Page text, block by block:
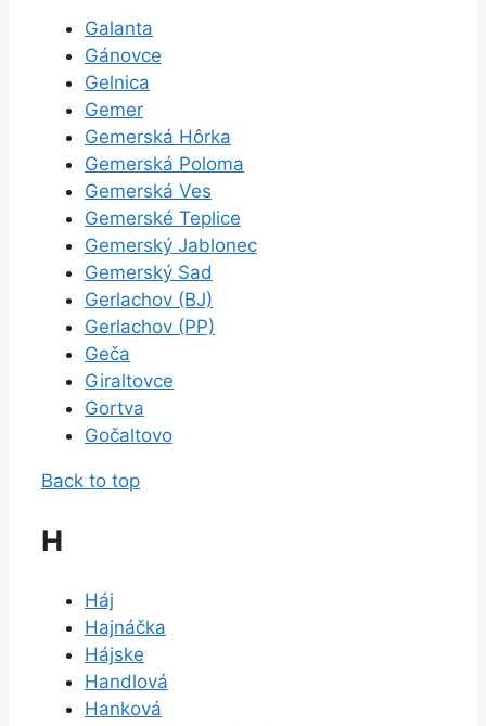
Galanta
Gánovce
Gelnica
Gemer
Gemerská Hôrka
Gemerská Poloma
Gemerská Ves
Gemerské Teplice
Gemerský Jablonec
Gemerský Sad
Gerlachov (BJ)
Gerlachov (PP)
Geča
Giraltovce
Gortva
Gočaltovo
Back to top
H
Háj
Hajnáčka
Hájske
Handlová
Hanková